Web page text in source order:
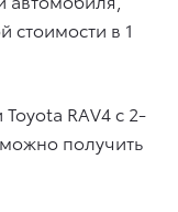
стоимости в 1
RAV4 с 2-
получить